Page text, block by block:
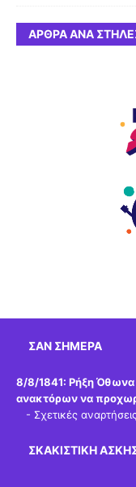
ΆΡΘΡΑ ΑΝΆ
ΣΑΝ ΣΉΜΕΡΑ
8/8/1841: Ρήξη Όθωνα
ανακτόρων να
- Σχετικές
ΣΚΑΚΙΣΤΙΚΉ